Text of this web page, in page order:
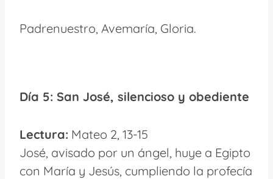
Padrenuestro, Avemaría, Gloria.
Día 5: San José, silencioso y obediente
Lectura: Mateo 2, 13-15
José, avisado por un ángel, huye a Egipto
con María y Jesús, cumpliendo la profecía